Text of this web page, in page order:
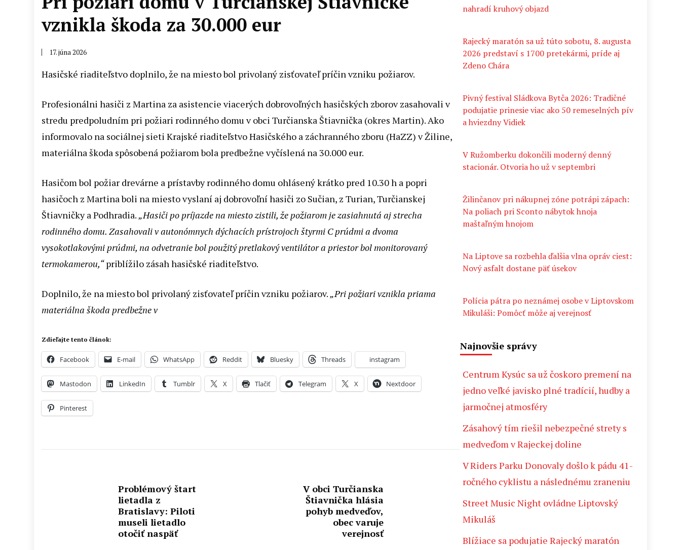
vznikla škoda za 30.000 eur
17. júna 2026
Hasičské riaditeľstvo doplnilo, že na miesto bol privolaný zisťovateľ príčin vzniku požiarov.
Profesionálni hasiči z Martina za asistencie viacerých dobrovoľných hasičských zborov zasahovali v
stredu predpoludním pri požiari rodinného domu v obci Turčianska Štiavnička (okres Martin). Ako
informovalo na sociálnej sieti Krajské riaditeľstvo Hasičského a záchranného zboru (HaZZ) v Žiline,
materiálna škoda spôsobená požiarom bola predbežne vyčíslená na 30.000 eur.
Hasičom bol požiar drevárne a prístavby rodinného domu ohlásený krátko pred 10.30 h a popri
hasičoch z Martina boli na miesto vyslaní aj dobrovoľní hasiči zo Sučian, z Turian, Turčianskej
Štiavničky a Podhradia.„Hasiči po príjazde na miesto zistili, že požiarom je zasiahnutá aj strecha
rodinného domu. Zasahovali v autonómnych dýchacích prístrojoch štyrmi C prúdmi a dvoma
vysokotlakovými prúdmi, na odvetranie bol použitý pretlakový ventilátor a priestor bol monitorovaný
termokamerou,“priblížilo zásah hasičské riaditeľstvo.
Doplnilo, že na miesto bol privolaný zisťovateľ príčin vzniku požiarov.„Pri požiari vznikla priama
materiálna škoda predbežne v
Zdieľajte tento článok:
Facebook E-mail WhatsApp Reddit Bluesky Threads instagram
Mastodon LinkedIn Tumblr X Tlačiť Telegram X Nextdoor
Pinterest
Problémový štart
lietadla z
Bratislavy: Piloti
museli lietadlo
otočiť naspäť
V obci Turčianska
Štiavnička hlásia
pohyb medveďov,
obec varuje
verejnosť
nahradí kruhový objazd
Rajecký maratón sa už túto sobotu, 8. augusta
2026 predstaví s 1700 pretekármi, príde aj
Zdeno Chára
Pivný festival Sládkova Bytča 2026: Tradičné
podujatie prinesie viac ako 50 remeselných pív
a hviezdny Vidiek
V Ružomberku dokončili moderný denný
stacionár. Otvoria ho už v septembri
Žilinčanov pri nákupnej zóne potrápi zápach:
Na poliach pri Sconto nábytok hnoja
maštaľným hnojom
Na Liptove sa rozbehla ďalšia vlna opráv ciest:
Nový asfalt dostane päť úsekov
Polícia pátra po neznámej osobe v Liptovskom
Mikuláši: Pomôcť môže aj verejnosť
Najnovšie správy
Centrum Kysúc sa už čoskoro premení na
jedno veľké javisko plné tradícií, hudby a
jarmočnej atmosféry
Zásahový tím riešil nebezpečné strety s
medveďom v Rajeckej doline
V Riders Parku Donovaly došlo k pádu 41-
ročného cyklistu a následnému zraneniu
Street Music Night ovládne Liptovský
Mikuláš
Blížiace sa podujatie Rajecký maratón